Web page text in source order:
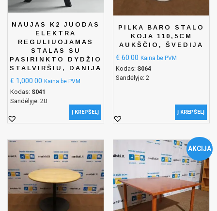
NAUJAS K2 JUODAS
ELEKTRA
REGULIUOJAMAS
STALAS SU
PASIRINKTO DYDŽIO
STALVIRŠIU, DANIJA
€ 1,000.00 Kaina be PVM
Kodas: S041
Sandėlyje: 20
Į KREPŠELĮ
PILKA BARO STALO
KOJA 110,5CM
AUKŠČIO, ŠVEDIJA
€ 60.00 Kaina be PVM
Kodas: S064
Sandėlyje: 2
Į KREPŠELĮ
AKCIJA